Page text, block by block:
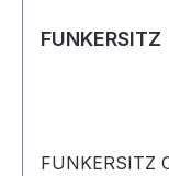
FUNKERSITZ
FUNKERSITZ